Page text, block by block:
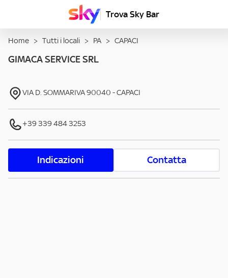
Trova Sky Bar
Home > Tutti i locali > PA > CAPACI
GIMACA SERVICE SRL
VIA D. SOMMARIVA90040 -CAPACI
+39 339 484 3253
Indicazioni Contatta